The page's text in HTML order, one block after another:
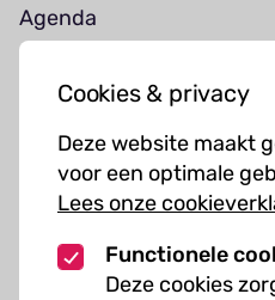
Cookies & privacy
Deze website maakt
voor een optimale
Lees onze
Functionele
Deze cookies
Agenda
Muziekcursussen
Kunst cursussen
Over ons